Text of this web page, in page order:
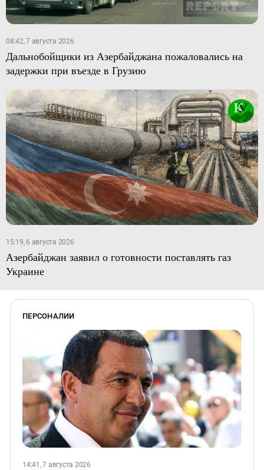
08:42, 7 августа 2026
Дальнобойщики из Азербайджана пожаловались на
задержки при въезде в Грузию
15:19, 6 августа 2026
Азербайджан заявил о готовности поставлять газ
Украине
ПЕРСОНАЛИИ
14:41, 7 августа 2026